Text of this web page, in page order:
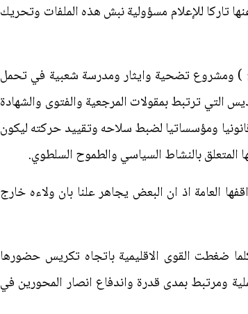
تاركا للإعلام مسؤولية نبش هذه الملفات وتحريك
) ومشروع تضحية وايثار ومدرسة شعبية في تحمل
التي ترتبط بمقولات المرجعية والفتوى والشهادة
ومؤسساتيا لضبط سلاحه وتقييد حركته ليكون
المتعلق بالنشاط السياسي والطموح السلطوي.
العامة اذ ان البعض يجاهر علنا بان ولاءه خارج
ضغطت القوى الاقليمية باتجاه تكريس حضورها
ومرتبط بمدى قدرة واندفاع انصار المحورين في